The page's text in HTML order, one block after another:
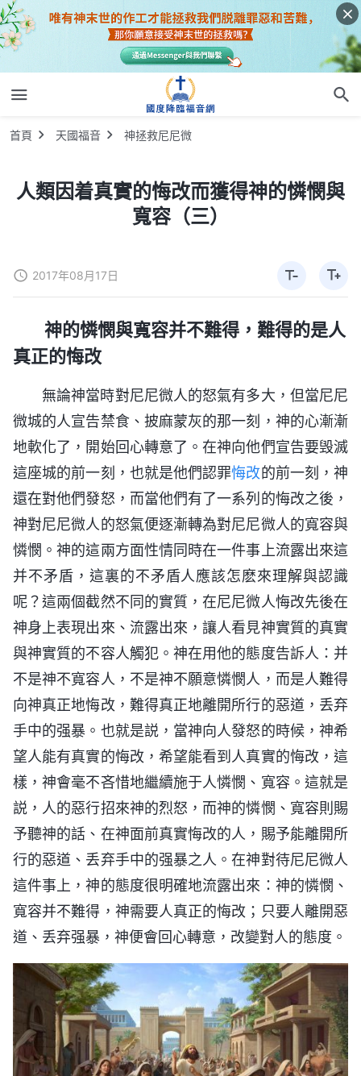
首頁 天國福音 神拯救尼尼微
人類因着真實的悔改而獲得神的憐憫與
寬容（三）
2017年08月17日
神的憐憫與寬容并不難得，難得的是人
真正的悔改
無論神當時對尼尼微人的怒氣有多大，但當尼尼
微城的人宣告禁食、披麻蒙灰的那一刻，神的心漸漸
地軟化了，開始回心轉意了。在神向他們宣告要毁滅
這座城的前一刻，也就是他們認罪悔改的前一刻，神
還在對他們發怒，而當他們有了一系列的悔改之後，
神對尼尼微人的怒氣便逐漸轉為對尼尼微人的寬容與
憐憫。神的這兩方面性情同時在一件事上流露出來這
并不矛盾，這裏的不矛盾人應該怎麽來理解與認識
呢？這兩個截然不同的實質，在尼尼微人悔改先後在
神身上表現出來、流露出來，讓人看見神實質的真實
與神實質的不容人觸犯。神在用他的態度告訴人：并
不是神不寬容人，不是神不願意憐憫人，而是人難得
向神真正地悔改，難得真正地離開所行的惡道，丢弃
手中的强暴。也就是説，當神向人發怒的時候，神希
望人能有真實的悔改，希望能看到人真實的悔改，這
樣，神會毫不吝惜地繼續施于人憐憫、寬容。這就是
説，人的惡行招來神的烈怒，而神的憐憫、寬容則賜
予聽神的話、在神面前真實悔改的人，賜予能離開所
行的惡道、丢弃手中的强暴之人。在神對待尼尼微人
這件事上，神的態度很明確地流露出來：神的憐憫、
寬容并不難得，神需要人真正的悔改；只要人離開惡
道、丢弃强暴，神便會回心轉意，改變對人的態度。